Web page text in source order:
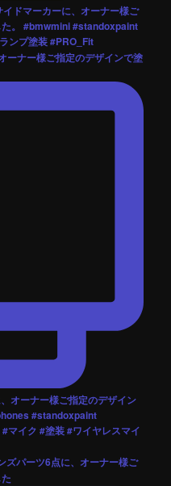
ーナー様ご指定のデザインで塗
ズパーツ6点に、オーナー様ご